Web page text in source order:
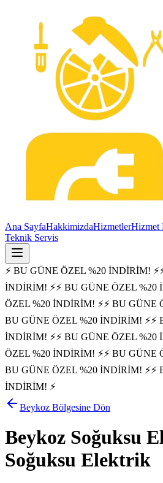
Ana SayfaHakkimizdaHizmetlerHizmet
Teknik Servis
⚡ BU GÜNE ÖZEL %20 İNDİRİM! ⚡
İNDİRİM! ⚡⚡ BU GÜNE ÖZEL %20
ÖZEL %20 İNDİRİM! ⚡⚡ BU GÜNE
BU GÜNE ÖZEL %20 İNDİRİM! ⚡⚡
İNDİRİM! ⚡⚡ BU GÜNE ÖZEL %20
ÖZEL %20 İNDİRİM! ⚡⚡ BU GÜNE
BU GÜNE ÖZEL %20 İNDİRİM! ⚡⚡
İNDİRİM! ⚡
Beykoz Bölgesine Dön
Beykoz Soğuksu
Soğuksu Elektrik